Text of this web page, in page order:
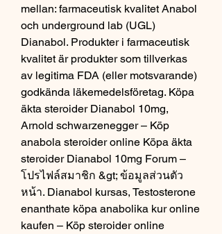
mellan: farmaceutisk kvalitet Anabol
och underground lab (UGL)
Dianabol. Produkter i farmaceutisk
kvalitet är produkter som tillverkas
av legitima FDA (eller motsvarande)
godkända läkemedelsföretag. Köpa
äkta steroider Dianabol 10mg,
Arnold schwarzenegger – Köp
anabola steroider online Köpa äkta
steroider Dianabol 10mg Forum –
โปรไฟล์สมาชิก &gt; ข้อมูลส่วนตัว
หน้า. Dianabol kursas, Testosterone
enanthate köpa anabolika kur online
kaufen – Köp steroider online